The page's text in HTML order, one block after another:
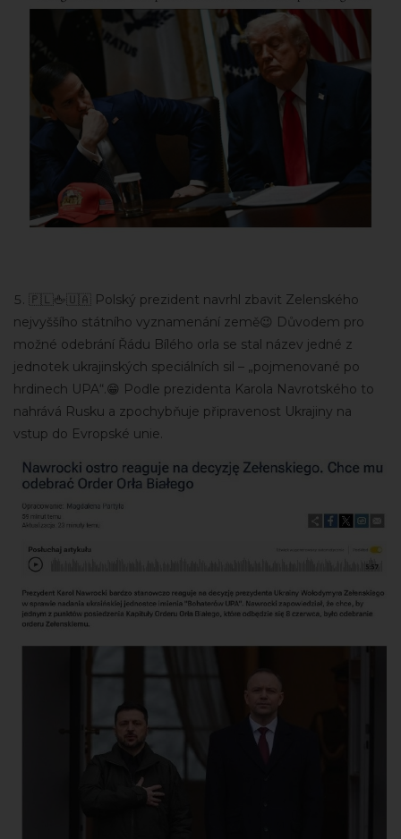
🇵🇱🖕🇺🇦 Polský prezident navrhl zbavit Zelenského
nejvyššího státního vyznamenání země😉 Důvodem pro
možné odebrání Řádu Bílého orla se stal název jedné z
jednotek ukrajinských speciálních sil – „pojmenované po
hrdinech UPA“.😁 Podle prezidenta Karola Navrotského to
nahrává Rusku a zpochybňuje připravenost Ukrajiny na
vstup do Evropské unie.